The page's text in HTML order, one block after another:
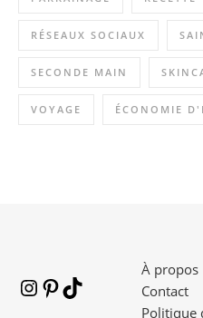
RÉSEAUX SOCIAUX
SECONDE MAIN
VOYAGE ÉCONOMIE
À propos
Contact
Politique